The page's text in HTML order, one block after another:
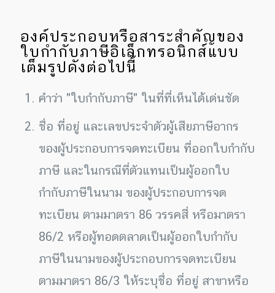
องค์ประกอบหรือสาระสำคัญของ
ใบกำกับภาษีอิเล็กทรอนิกส์แบบ
เต็มรูปดังต่อไปนี้
คำว่า "ใบกำกับภาษี" ในที่ที่เห็นได้เด่นชัด
ชื่อ ที่อยู่ และเลขประจำตัวผู้เสียภาษีอากร
ของผู้ประกอบการจดทะเบียน ที่ออกใบกำกับ
ภาษี และในกรณีที่ตัวแทนเป็นผู้ออกใบ
กำกับภาษีในนาม ของผู้ประกอบการจด
ทะเบียน ตามมาตรา 86 วรรคสี่ หรือมาตรา
86/2 หรือผู้ทอดตลาดเป็นผู้ออกใบกำกับ
ภาษีในนามของผู้ประกอบการจดทะเบียน
ตามมาตรา 86/3 ให้ระบุชื่อ ที่อยู่ สาขาหรือ